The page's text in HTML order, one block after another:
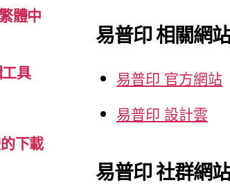
體中
具
下載
字:
易普印 相關網站
易普印 官方網站
易普印 設計雲
易普印 社群網站